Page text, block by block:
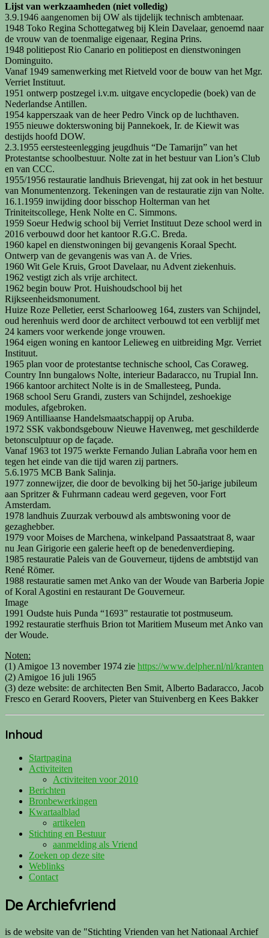
Lijst van werkzaamheden (niet volledig)
3.9.1946 aangenomen bij OW als tijdelijk technisch ambtenaar.
1948 Toko Regina Schottegatweg bij Klein Davelaar, genoemd naar
de vrouw van de toenmalige eigenaar, Regina Prins.
1948 politiepost Rio Canario en politiepost en dienstwoningen
Dominguito.
Vanaf 1949 samenwerking met Rietveld voor de bouw van het Mgr.
Verriet Instituut.
1951 ontwerp postzegel i.v.m. uitgave encyclopedie (boek) van de
Nederlandse Antillen.
1954 kapperszaak van de heer Pedro Vinck op de luchthaven.
1955 nieuwe dokterswoning bij Pannekoek, Ir. de Kiewit was
destijds hoofd DOW.
2.3.1955 eerstesteenlegging jeugdhuis “De Tamarijn” van het
Protestantse schoolbestuur. Nolte zat in het bestuur van Lion’s Club
en van CCC.
1955/1956 restauratie landhuis Brievengat, hij zat ook in het bestuur
van Monumentenzorg. Tekeningen van de restauratie zijn van Nolte.
16.1.1959 inwijding door bisschop Holterman van het
Triniteitscollege, Henk Nolte en C. Simmons.
1959 Soeur Hedwig school bij Verriet Instituut Deze school werd in
2016 verbouwd door het kantoor R.G.C. Breda.
1960 kapel en dienstwoningen bij gevangenis Koraal Specht.
Ontwerp van de gevangenis was van A. de Vries.
1960 Wit Gele Kruis, Groot Davelaar, nu Advent ziekenhuis.
1962 vestigt zich als vrije architect.
1962 begin bouw Prot. Huishoudschool bij het
Rijkseenheidsmonument.
Huize Roze Pelletier, eerst Scharlooweg 164, zusters van Schijndel,
oud herenhuis werd door de architect verbouwd tot een verblijf met
24 kamers voor werkende jonge vrouwen.
1964 eigen woning en kantoor Lelieweg en uitbreiding Mgr. Verriet
Instituut.
1965 plan voor de protestantse technische school, Cas Coraweg.
Country Inn bungalows Nolte, interieur Badaracco, nu Trupial Inn.
1966 kantoor architect Nolte is in de Smallesteeg, Punda.
1968 school Seru Grandi, zusters van Schijndel, zeshoekige
modules, afgebroken.
1969 Antilliaanse Handelsmaatschappij op Aruba.
1972 SSK vakbondsgebouw Nieuwe Havenweg, met geschilderde
betonsculptuur op de façade.
Vanaf 1963 tot 1975 werkte Fernando Julian Labraña voor hem en
tegen het einde van die tijd waren zij partners.
5.6.1975 MCB Bank Salinja.
1977 zonnewijzer, die door de bevolking bij het 50-jarige jubileum
aan Spritzer & Fuhrmann cadeau werd gegeven, voor Fort
Amsterdam.
1978 landhuis Zuurzak verbouwd als ambtswoning voor de
gezaghebber.
1979 voor Moises de Marchena, winkelpand Passaatstraat 8, waar
nu Jean Girigorie een galerie heeft op de benedenverdieping.
1985 restauratie Paleis van de Gouverneur, tijdens de ambtstijd van
René Römer.
1988 restauratie samen met Anko van der Woude van Barberia Jopie
of Koral Agostini en restaurant De Gouverneur.
Image
1991 Oudste huis Punda “1693” restauratie tot postmuseum.
1992 restauratie sterfhuis Brion tot Maritiem Museum met Anko van
der Woude.
Noten:
(1) Amigoe 13 november 1974 zie https://www.delpher.nl/nl/kranten
(2) Amigoe 16 juli 1965
(3) deze website: de architecten Ben Smit, Alberto Badaracco, Jacob
Fresco en Gerard Roovers, Pieter van Stuivenberg en Kees Bakker
Inhoud
Startpagina
Activiteiten
Activiteiten voor 2010
Berichten
Bronbewerkingen
Kwartaalblad
artikelen
Stichting en Bestuur
aanmelding als Vriend
Zoeken op deze site
Weblinks
Contact
De Archiefvriend
is de website van de "Stichting Vrienden van het Nationaal Archief